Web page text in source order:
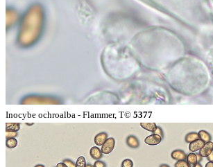
Inocybe ochroalba - Flammer, T© 5377